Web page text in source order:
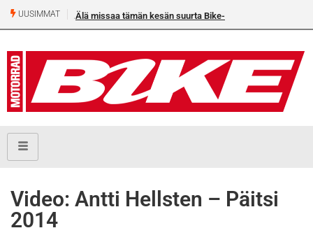
UUSIMMAT Älä missaa tämän kesän suurta Bike-numeroa!
Video: Antti Hellsten – Päitsi
2014